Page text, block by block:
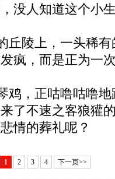
没人知道这个小
陵上，一头稀有
疯，而是正为一
，正咕噜咕噜地
了不速之客狼獾
情的葬礼呢？
1 2 3 4 下一页>>